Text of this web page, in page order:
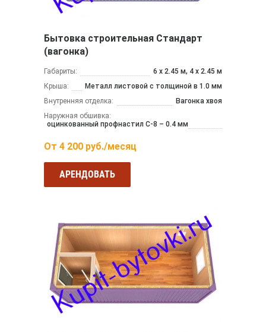
Бытовка строительная Стандарт
(вагонка)
Габариты:
6 х 2.45 м, 4 х 2.45 м
Крыша:
Металл листовой с толщиной в 1.0 мм
Внутренняя отделка:
Вагонка хвоя
Наружная обшивка:
оцинкованный профнастил С-8 – 0.4 мм
От 4 200 руб./месяц
АРЕНДОВАТЬ